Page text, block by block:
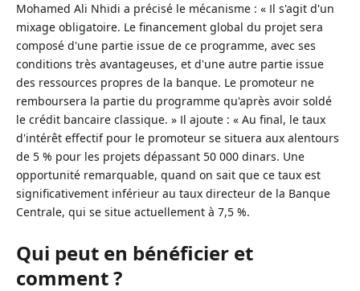
Mohamed Ali Nhidi a précisé le mécanisme : « Il s'agit d'un
mixage obligatoire. Le financement global du projet sera
composé d'une partie issue de ce programme, avec ses
conditions très avantageuses, et d'une autre partie issue
des ressources propres de la banque. Le promoteur ne
remboursera la partie du programme qu'après avoir soldé
le crédit bancaire classique. » Il ajoute : « Au final, le taux
d'intérêt effectif pour le promoteur se situera aux alentours
de 5 % pour les projets dépassant 50 000 dinars. Une
opportunité remarquable, quand on sait que ce taux est
significativement inférieur au taux directeur de la Banque
Centrale, qui se situe actuellement à 7,5 %.
Qui peut en bénéficier et
comment ?